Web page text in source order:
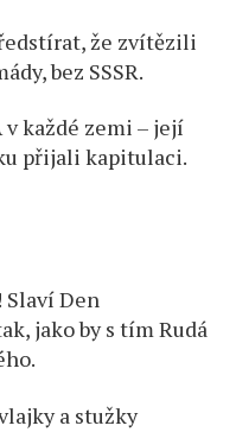
že zvítězili
bez SSSR.
každé zemi – její
přijali kapitulaci.
Den
jako by s tím Rudá
a stužky